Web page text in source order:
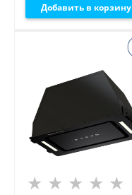
Добавить в корзину